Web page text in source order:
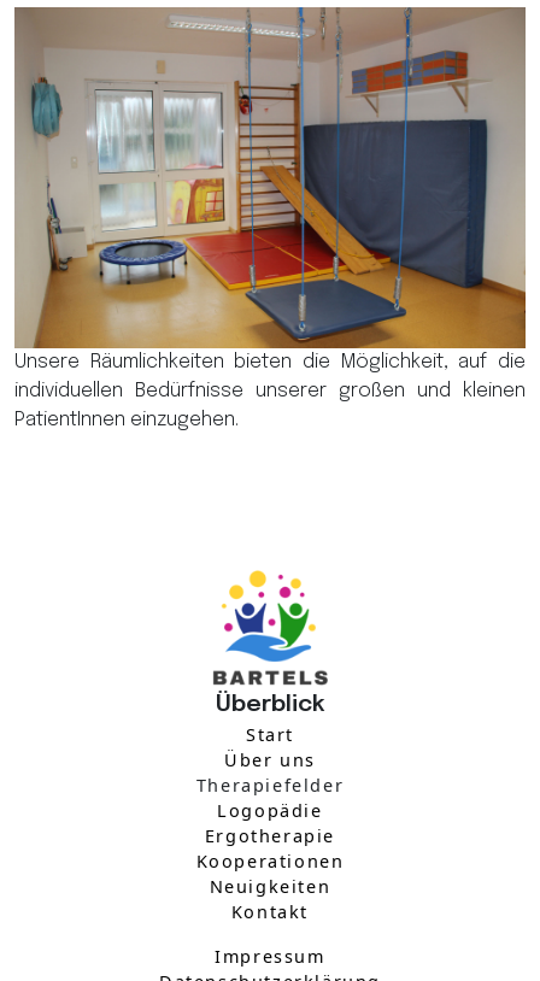
Unsere Räumlichkeiten bieten die Möglichkeit, auf die
individuellen Bedürfnisse unserer großen und kleinen
PatientInnen einzugehen.
Überblick
Start
Über uns
Therapiefelder
Logopädie
Ergotherapie
Kooperationen
Neuigkeiten
Kontakt
Impressum